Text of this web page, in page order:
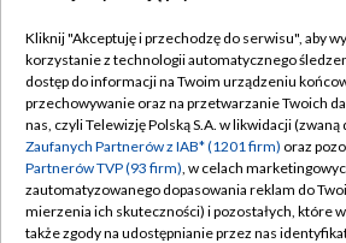
TVP
Abonament TVP
Emisja w TVP
Centrum informacji TVP
Naziemna Telewizja Cyfrowa
Regulamin TVP
Polityka
Moje zgody
Pomoc
Kliknij "Akceptuję i przechodzę do serwisu", aby
korzystanie z technologii automatycznego
dostęp do informacji na Twoim urządzeniu
przechowywanie oraz na przetwarzanie Twoich
nas, czyli Telewizję Polską S.A. w likwidacji (zwaną
Zaufanych Partnerów z IAB* (1201 firm) oraz
Partnerów TVP (93 firm), w celach
zautomatyzowanego dopasowania reklam do
mierzenia ich skuteczności) i pozostałych, które
także zgody na udostępnianie przez nas